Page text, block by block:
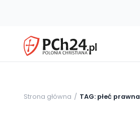
Strona główna TAG: płeć prawna